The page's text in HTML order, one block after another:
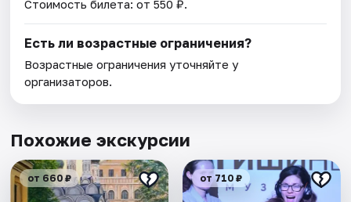
Стоимость билета: от 550 ₽.
Есть ли возрастные ограничения?
Возрастные ограничения уточняйте у
организаторов.
Похожие экскурсии
от 660 ₽ от 710 ₽